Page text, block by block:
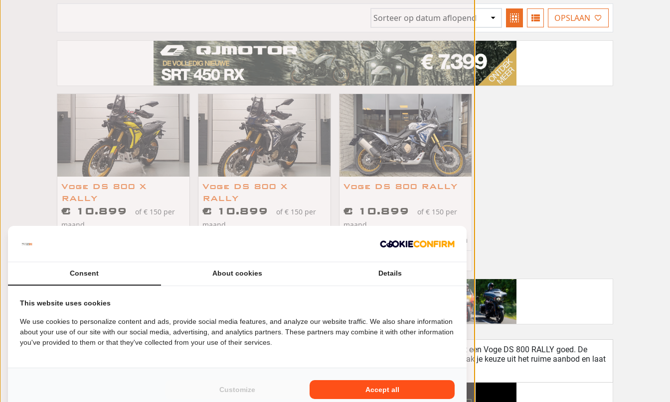
OPSLAAN
Voge DS 800 X
RALLY
€ 10.899
of € 150 per
maand
Veendam
Voge DS 800 X
RALLY
€ 10.899
of € 150 per
maand
Veendam
Voge DS 800 RALLY
€ 10.899
of € 150 per
maand
Voge DS 800 RALLY / 2026 / 3505km
Amersfoort
Ben je op zoek naar een tweedehands motor met een perfecte balans tussen stabiliteit en rijdbaarheid dan zit je met een Voge DS 800 RALLY goed. De
afwerking is van prima niveau en koop je een Voge DS 800 RALLY dan weet je, ik koop een complete motorfiets. Maak je keuze uit het ruime aanbod en laat
de ontspannende ritten maar beginnen.
Consent About cookies Details
This website uses cookies
We use cookies to personalize content and ads, provide social media features, and analyze our website traffic. We also share information
about your use of our site with our social media, advertising, and analytics partners. These partners may combine it with other information
you've provided to them or that they've collected from your use of their services.
Customize Accept all